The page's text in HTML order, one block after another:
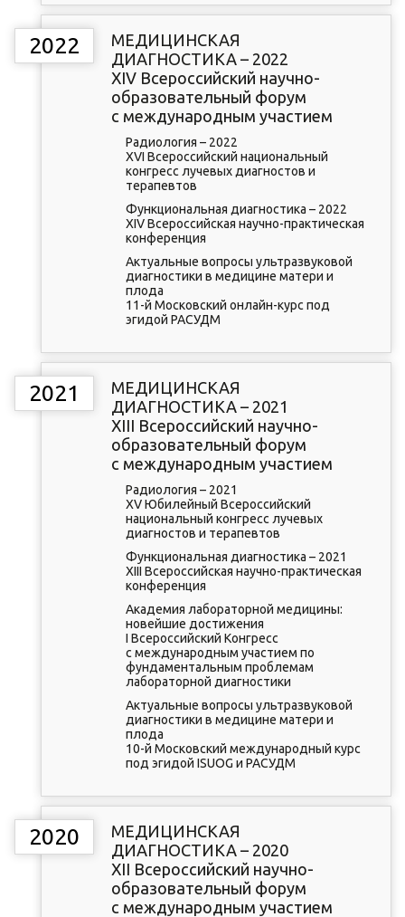
2022
МЕДИЦИНСКАЯ
ДИАГНОСТИКА – 2022
XIV Всероссийский научно-
образовательный форум
с международным участием
Радиология – 2022
XVI Всероссийский национальный
конгресс лучевых диагностов и
терапевтов
Функциональная диагностика – 2022
XIV Всероссийская научно-практическая
конференция
Актуальные вопросы ультразвуковой
диагностики в медицине матери и
плода
11-й Московский онлайн-курс под
эгидой РАСУДМ
2021
МЕДИЦИНСКАЯ
ДИАГНОСТИКА – 2021
XIII Всероссийский научно-
образовательный форум
с международным участием
Радиология – 2021
XV Юбилейный Всероссийский
национальный конгресс лучевых
диагностов и терапевтов
Функциональная диагностика – 2021
XIII Всероссийская научно-практическая
конференция
Академия лабораторной медицины:
новейшие достижения
I Всероссийский Конгресс
с международным участием по
фундаментальным проблемам
лабораторной диагностики
Актуальные вопросы ультразвуковой
диагностики в медицине матери и
плода
10-й Московский международный курс
под эгидой ISUOG и РАСУДМ
2020
МЕДИЦИНСКАЯ
ДИАГНОСТИКА – 2020
XII Всероссийский научно-
образовательный форум
с международным участием